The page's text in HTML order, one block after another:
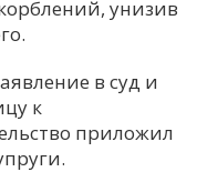
унизив
в суд и
к
приложил